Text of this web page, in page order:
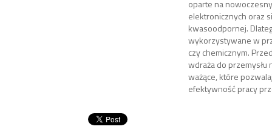
oparte na
elektronicznych oraz
kwasoodpornej.
wykorzystywane w
czy chemicznym.
wdraża do
ważące, które
efektywność pracy